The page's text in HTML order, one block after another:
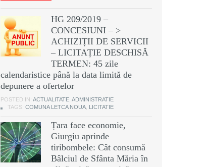
HG 209/2019 –
CONCESIUNI – >
ACHIZIȚII DE SERVICII
– LICITAȚIE DESCHISĂ
TERMEN: 45 zile
calendaristice până la data limită de
depunere a ofertelor
POSTED IN: ACTUALITATE ADMINISTRATIE
TAGS: COMUNA LETCA NOUA LICITATIE
Țara face economie,
Giurgiu aprinde
tiribombele: Cât consumă
Bâlciul de Sfânta Măria în